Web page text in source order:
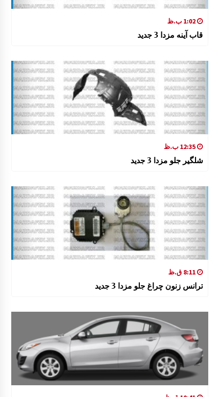
1:02 ب.ظ
قاب آینه مزدا 3 جدید
12:35 ب.ظ
شلگیر جلو مزدا 3 جدید
8:11 ق.ظ
ترانس زنون چراغ جلو مزدا 3 جدید